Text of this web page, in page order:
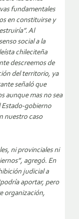
fundamentales
en constituirse y
Al
social a la
chileciteña
descreemos de
del territorio, ya
señaló que
aunque mas no sea
Estado-gobierno
nuestro caso
ni provinciales ni
agregó. En
judicial a
aportar, pero
organización,